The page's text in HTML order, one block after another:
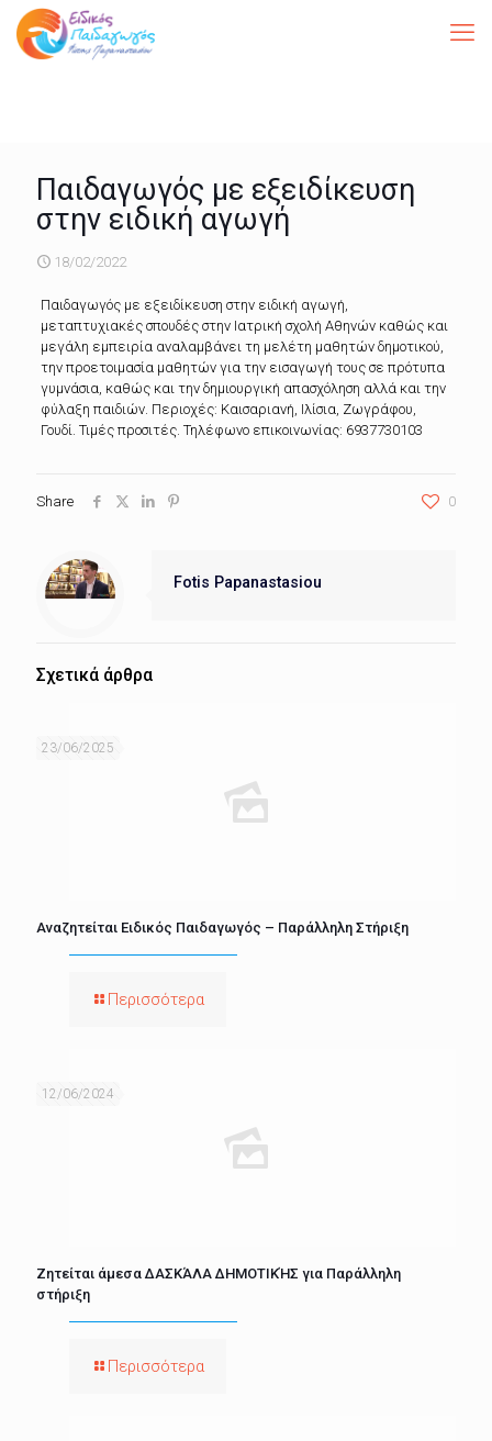
Παιδαγωγός με εξειδίκευση
στην ειδική αγωγή
18/02/2022
Παιδαγωγός με εξειδίκευση στην ειδική αγωγή,
μεταπτυχιακές σπουδές στην Ιατρική σχολή Αθηνών καθώς και
μεγάλη εμπειρία αναλαμβάνει τη μελέτη μαθητών δημοτικού,
την προετοιμασία μαθητών για την εισαγωγή τους σε πρότυπα
γυμνάσια, καθώς και την δημιουργική απασχόληση αλλά και την
φύλαξη παιδιών. Περιοχές: Καισαριανή, Ιλίσια, Ζωγράφου,
Γουδί. Τιμές προσιτές. Τηλέφωνο επικοινωνίας: 6937730103
Share 0
Fotis Papanastasiou
Σχετικά άρθρα
23/06/2025
Αναζητείται Ειδικός Παιδαγωγός – Παράλληλη Στήριξη
Περισσότερα
12/06/2024
Ζητείται άμεσα ΔΑΣΚΆΛΑ ΔΗΜΟΤΙΚΉΣ για Παράλληλη
στήριξη
Περισσότερα